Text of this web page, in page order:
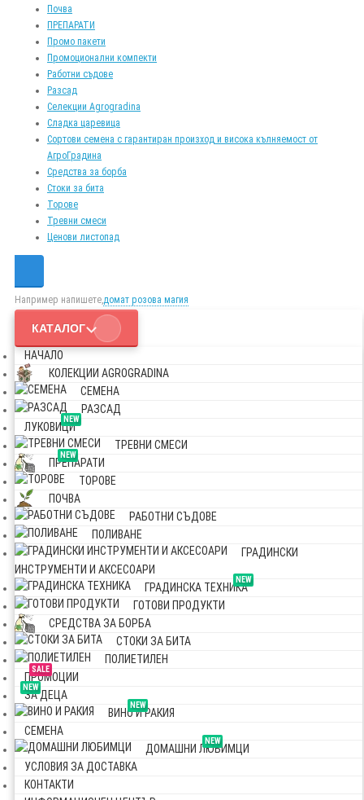
Почва
ПРЕПАРАТИ
Промо пакети
Промоционални компекти
Работни съдове
Разсад
Селекции Agrogradina
Сладка царевица
Сортови семена с гарантиран произход и висока кълняемост от
АгроГрадина
Средства за борба
Стоки за бита
Торове
Тревни смеси
Ценови листопад
Например напишете,домат розова магия
КАТАЛОГ
НАЧАЛО
КОЛЕКЦИИ AGROGRADINA
СЕМЕНА
РАЗСАД
NEW
ЛУКОВИЦИ
ТРЕВНИ СМЕСИ
NEW
ПРЕПАРАТИ
ТОРОВЕ
ПОЧВА
РАБОТНИ СЪДОВЕ
ПОЛИВАНЕ
ГРАДИНСКИ
ИНСТРУМЕНТИ И АКСЕСОАРИ
NEW
ГРАДИНСКА ТЕХНИКА
ГОТОВИ ПРОДУКТИ
СРЕДСТВА ЗА БОРБА
СТОКИ ЗА БИТА
ПОЛИЕТИЛЕН
SALE
ПРОМОЦИИ
NEW
ЗА ДЕЦА
NEW
ВИНО И РАКИЯ
СЕМЕНА
NEW
ДОМАШНИ ЛЮБИМЦИ
УСЛОВИЯ ЗА ДОСТАВКА
КОНТАКТИ